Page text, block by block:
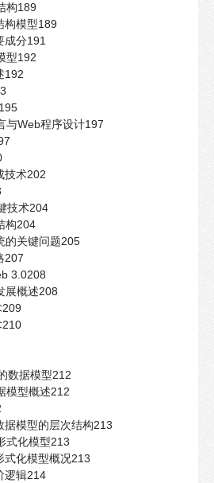
构189
构模型189
成分191
型192
192
与Web程序设计197
技术202
技术204
构204
的关键问题205
207
3.0208
展概述208
210
数据模型212
模型概述212
据模型的层次结构213
式化模型213
式化模型概况213
逻辑214